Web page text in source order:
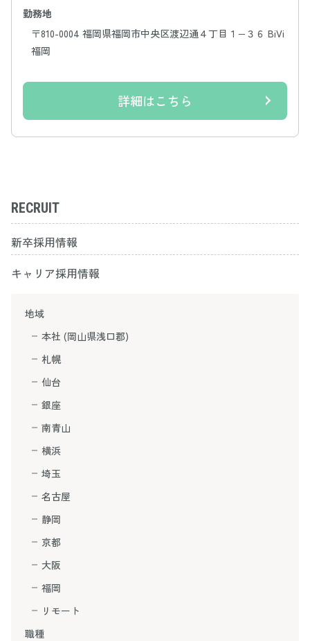
勤務地
〒810-0004 福岡県福岡市中央区渡辺通４丁目１−３６ BiVi
福岡
詳細はこちら
RECRUIT
新卒採用情報
キャリア採用情報
地域
本社 (岡山県浅口郡)
札幌
仙台
銀座
南青山
横浜
埼玉
名古屋
静岡
京都
大阪
福岡
リモート
職種